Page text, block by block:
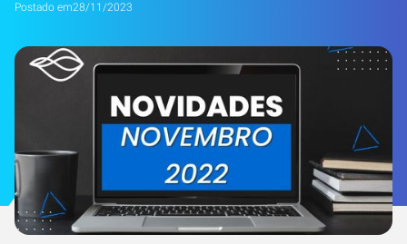
Postado em28/11/2023